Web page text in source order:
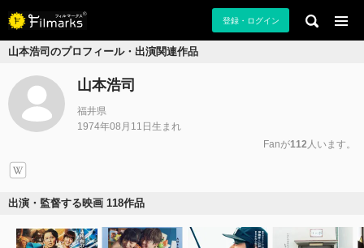
登録・ログイン
山本浩司のプロフィール・出演関連作品
山本浩司
福井県
1974年08月11日生まれ
Fanが112 人います。
出演・監督する映画 118作品